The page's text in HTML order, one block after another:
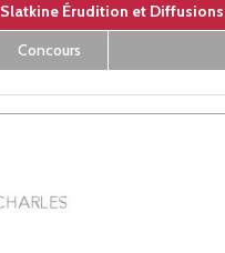
Slatkine Érudition et Diffusions
Concours